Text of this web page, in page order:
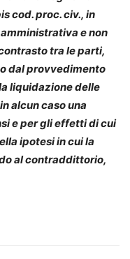
cod. proc. civ., in
e non
tra le parti,
dal provvedimento
liquidazione delle
alcun caso una
e per gli effetti di cui
ipotesi in cui la
al contraddittorio,